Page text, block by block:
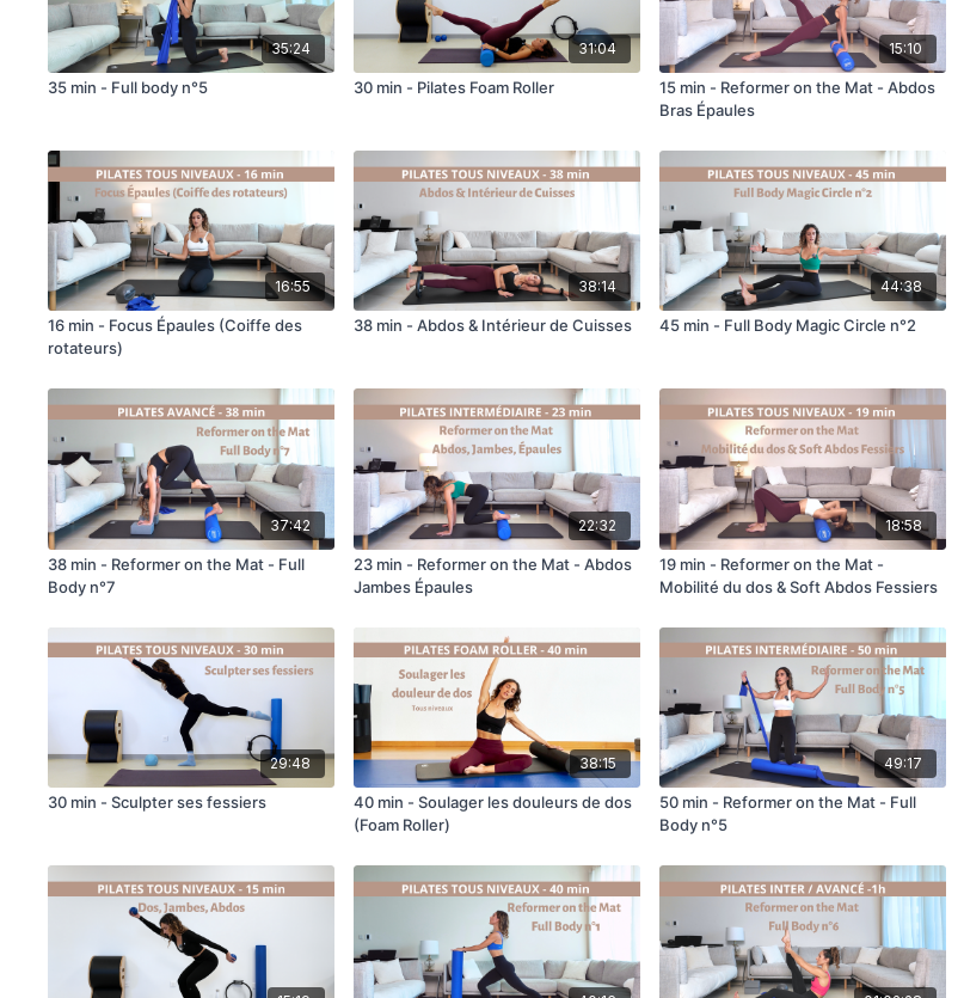
35:24
35 min - Full body n°5
31:04
30 min - Pilates Foam Roller
15:10
15 min - Reformer on the Mat - Abdos
Bras Épaules
16:55
16 min - Focus Épaules (Coiffe des
rotateurs)
38:14
38 min - Abdos & Intérieur de Cuisses
44:38
45 min - Full Body Magic Circle n°2
37:42
38 min - Reformer on the Mat - Full
Body n°7
22:32
23 min - Reformer on the Mat - Abdos
Jambes Épaules
18:58
19 min - Reformer on the Mat -
Mobilité du dos & Soft Abdos Fessiers
29:48
30 min - Sculpter ses fessiers
38:15
40 min - Soulager les douleurs de dos
(Foam Roller)
49:17
50 min - Reformer on the Mat - Full
Body n°5